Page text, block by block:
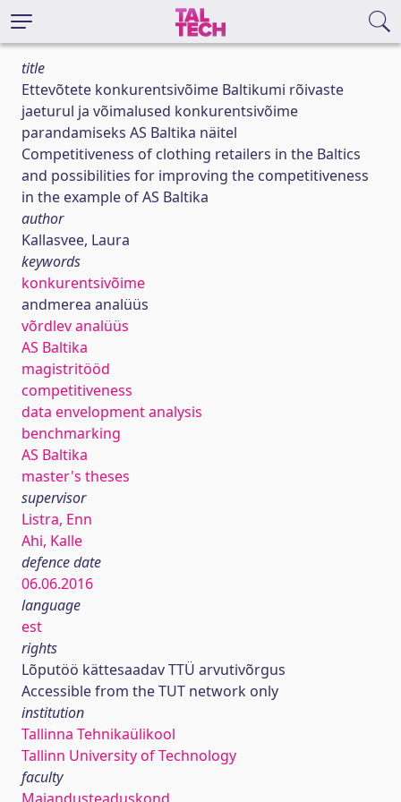
title
Ettevõtete konkurentsivõime Baltikumi rõivaste
jaeturul ja võimalused konkurentsivõime
parandamiseks AS Baltika näitel
Competitiveness of clothing retailers in the Baltics
and possibilities for improving the competitiveness
in the example of AS Baltika
author
Kallasvee, Laura
keywords
konkurentsivõime
andmerea analüüs
võrdlev analüüs
AS Baltika
magistritööd
competitiveness
data envelopment analysis
benchmarking
AS Baltika
master's theses
supervisor
Listra, Enn
Ahi, Kalle
defence date
06.06.2016
language
est
rights
Lõputöö kättesaadav TTÜ arvutivõrgus
Accessible from the TUT network only
institution
Tallinna Tehnikaülikool
Tallinn University of Technology
faculty